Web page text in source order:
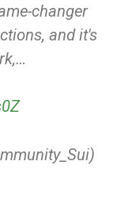
changer
and it's